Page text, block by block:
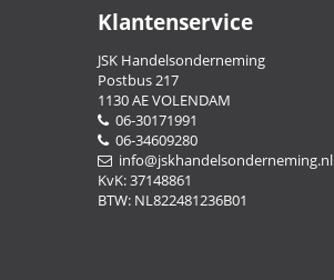
Klantenservice
JSK Handelsonderneming
Postbus 217
1130 AE VOLENDAM
06-30171991
06-34609280
info@jskhandelsonderneming.nl
KvK: 37148861
BTW: NL822481236B01